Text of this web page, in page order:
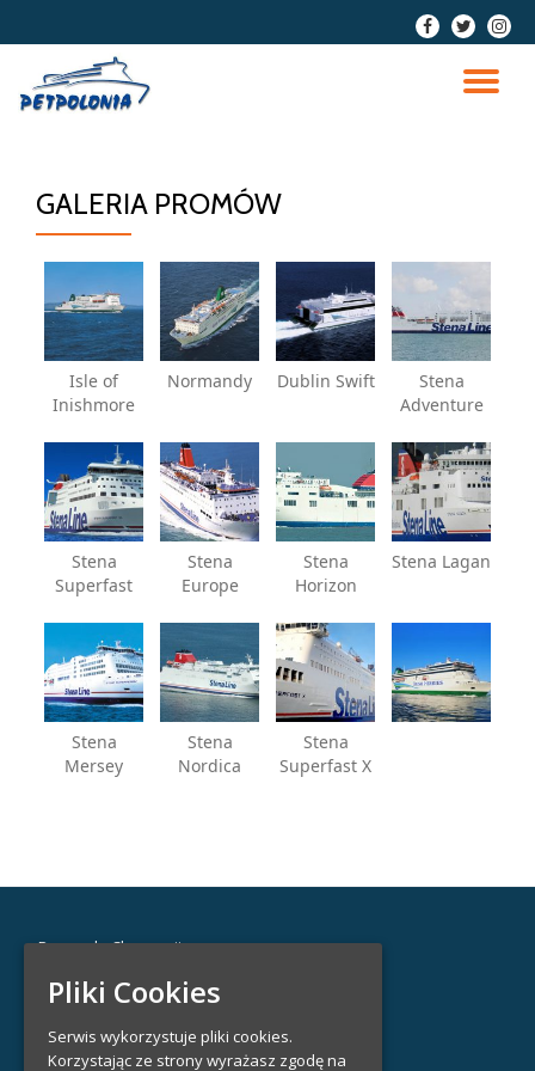
treści
fa-
facebook
fa-
twitter
fa-
GALERIA PROMÓW
Isle of
Inishmore
Normandy Dublin Swift
Stena
Adventure
Stena
Superfast
Stena
Europe
Stena
Horizon
Stena Lagan
Stena
Mersey
Stena
Nordica
Stena
Superfast X
Promy do Chorwacji
Promy na Bornholm
Promy do Finlandii
Promy na Islandię
Pliki Cookies
Serwis wykorzystuje pliki cookies.
Korzystając ze strony wyrażasz zgodę na